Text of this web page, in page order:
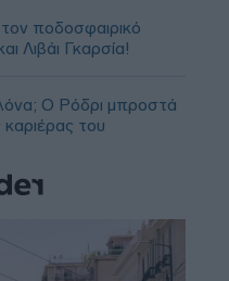
ποδοσφαιρικό
Λιβάι Γκαρσία!
Ο Ρόδρι μπροστά
του